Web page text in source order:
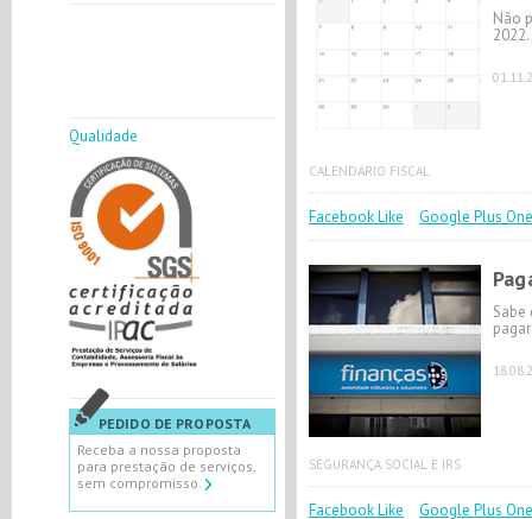
Qualidade
PEDIDO DE PROPOSTA
Receba a nossa proposta
para prestação de serviços,
sem compromisso.
Não
2022.
CALENDÁRIO FISCAL
Facebook Like Google Plus One
SEGURANÇA SOCIAL E IRS
Facebook Like Google Plus One